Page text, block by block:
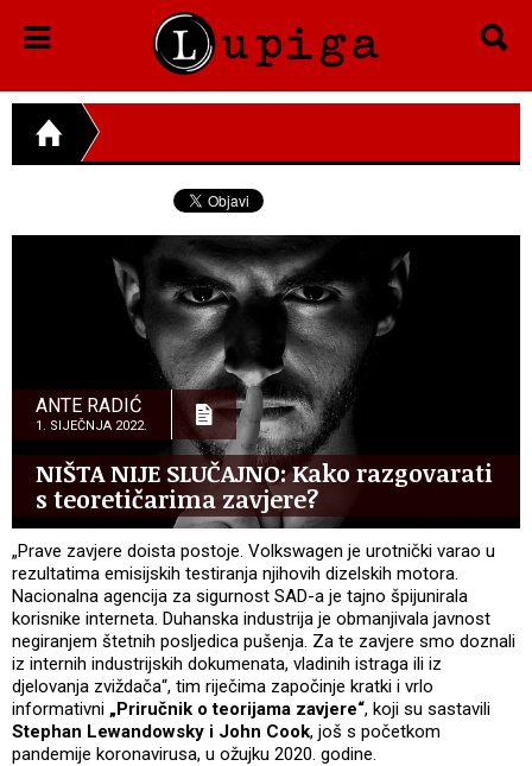
ANTE RADIĆ
1. SIJEČNJA 2022.
NIŠTA NIJE SLUČAJNO: Kako razgovarati
s teoretičarima zavjere?
„Prave zavjere doista postoje. Volkswagen je urotnički varao u
rezultatima emisijskih testiranja njihovih dizelskih motora.
Nacionalna agencija za sigurnost SAD-a je tajno špijunirala
korisnike interneta. Duhanska industrija je obmanjivala javnost
negiranjem štetnih posljedica pušenja. Za te zavjere smo doznali
iz internih industrijskih dokumenata, vladinih istraga ili iz
djelovanja zviždača“, tim riječima započinje kratki i vrlo
informativni „Priručnik o teorijama zavjere“, koji su sastavili
Stephan Lewandowsky i John Cook, još s početkom
pandemije koronavirusa, u ožujku 2020. godine.